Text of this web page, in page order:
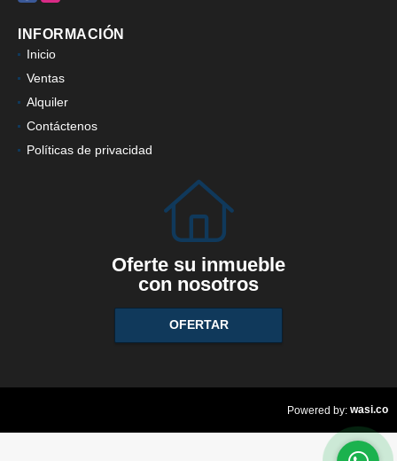
INFORMACIÓN
Inicio
Ventas
Alquiler
Contáctenos
Políticas de privacidad
Oferte su inmueble
con nosotros
OFERTAR
Powered by: wasi.co